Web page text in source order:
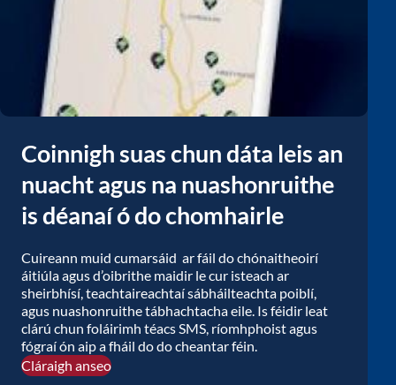
Coinnigh suas chun dáta leis an
nuacht agus na nuashonruithe
is déanaí ó do chomhairle
Cuireann muid cumarsáid ar fáil do chónaitheoirí
áitiúla agus d’oibrithe maidir le cur isteach ar
sheirbhísí, teachtaireachtaí sábháilteachta poiblí,
agus nuashonruithe tábhachtacha eile. Is féidir leat
clárú chun foláirimh téacs SMS, ríomhphoist agus
fógraí ón aip a fháil do do cheantar féin.
Cláraigh anseo